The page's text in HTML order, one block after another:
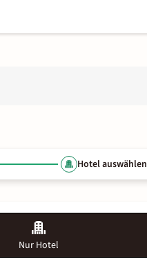
Hotel auswählen
Nur Hotel